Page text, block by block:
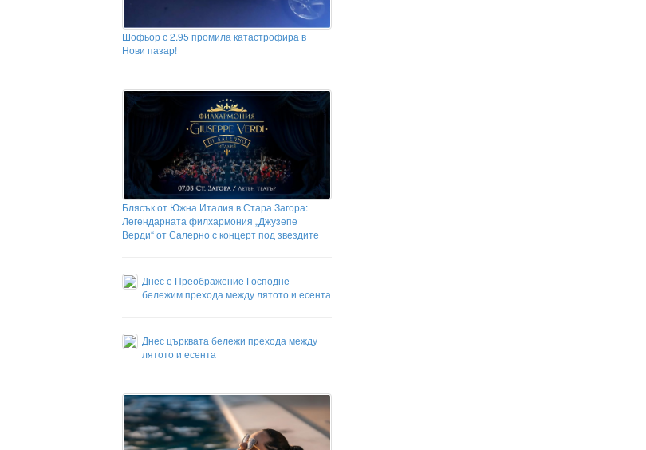
Шофьор с 2.95 промила катастрофира в
Нови пазар!
Блясък от Южна Италия в Стара Загора:
Легендарната филхармония „Джузепе
Верди“ от Салерно с концерт под звездите
Днес е Преображение Господне –
бележим прехода между лятото и есента
Днес църквата бележи прехода между
лятото и есента